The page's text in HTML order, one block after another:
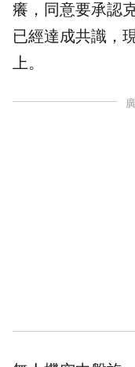
癢，同意要承認
已經達成共識，
上。